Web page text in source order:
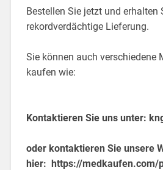
Bestellen Sie jetzt und erhalten
rekordverdächtige Lieferung.
Sie können auch verschiedene
kaufen wie:
Kontaktieren Sie uns unter:
oder kontaktieren Sie unsere
hier: https://medkaufen.com/